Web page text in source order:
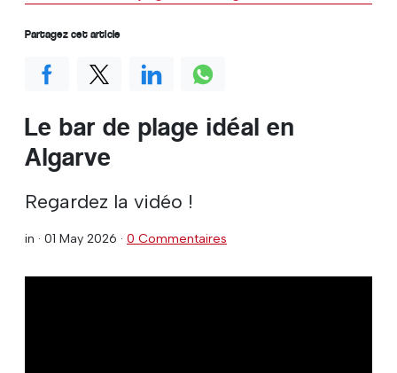
Le bar de plage idéal en
Algarve
Regardez la vidéo !
in · 01 May 2026 · 0 Commentaires
Partagez cet article